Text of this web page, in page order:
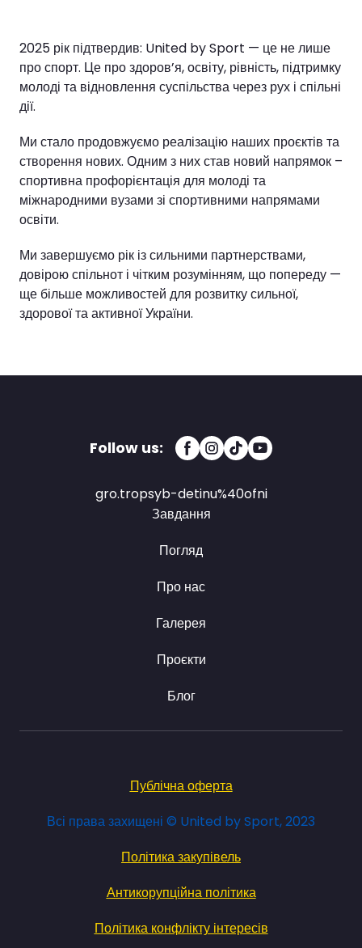
2025 рік підтвердив: United by Sport — це не лише
про спорт. Це про здоров’я, освіту, рівність, підтримку
молоді та відновлення суспільства через рух і спільні
дії.
Ми стало продовжуємо реалізацію наших проєктів та
створення нових. Одним з них став новий напрямок –
спортивна профорієнтація для молоді та
міжнародними вузами зі спортивними напрямами
освіти.
Ми завершуємо рік із сильними партнерствами,
довірою спільнот і чітким розумінням, що попереду —
ще більше можливостей для розвитку сильної,
здорової та активної України.
Follow us:
gro.tropsyb-detinu%40ofni
Завдання
Погляд
Про нас
Галерея
Проєкти
Блог
Публічна оферта
Всі права захищені © United by Sport, 2023
Політика закупівель
Антикорупційна політика
Політика конфлікту інтересів